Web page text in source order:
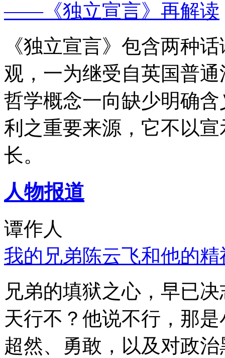
——《独立宣言》再解读
《独立宣言》包含两种
观，一为继受自英国普
哲学概念一向缺少明确
利之重要来源，它不以
长。
人物报道
谭作人
我的兄弟陈云飞和他的
兄弟的填狱之心，早已
天行不？他说不行，那
超然、勇敢，以及对政